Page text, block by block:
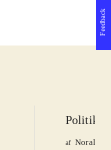
Politiken
af Noralv
Feedback